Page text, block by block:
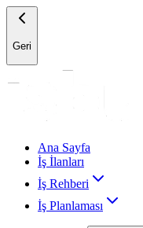
Geri
Ana Sayfa
İş İlanları
İş Rehberi
İş Planlaması